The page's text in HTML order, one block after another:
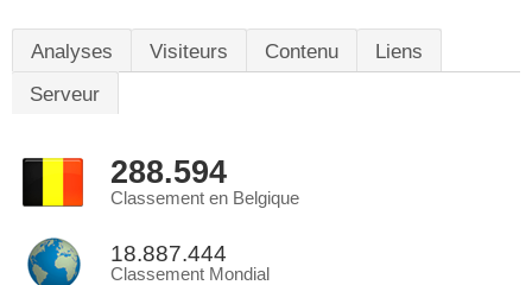
Analyses Visiteurs Contenu
Liens
Serveur
288.594
Classement en Belgique
18.887.444
Classement Mondial